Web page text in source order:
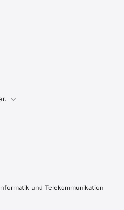
und Telekommunikation